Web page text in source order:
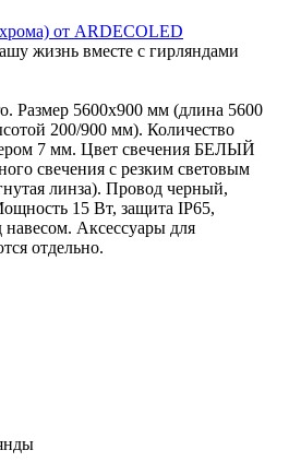
от ARDECOLED
жизнь вместе с гирляндами
Размер 5600x900 мм (длина 5600
200/900 мм). Количество
7 мм. Цвет свечения БЕЛЫЙ
свечения с резким световым
линза). Провод черный,
15 Вт, защита IP65,
Аксессуары для
отдельно.